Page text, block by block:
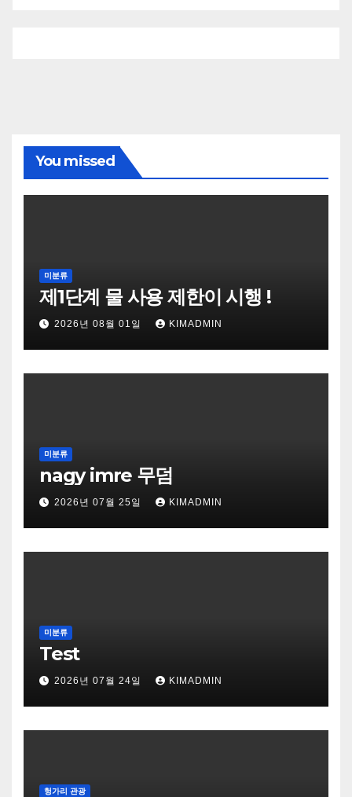
You missed
미분류
제1단계 물 사용 제한이 시행 !
2026년 08월 01일 KIMADMIN
미분류
nagy imre 무덤
2026년 07월 25일 KIMADMIN
미분류
Test
2026년 07월 24일 KIMADMIN
헝가리 관광